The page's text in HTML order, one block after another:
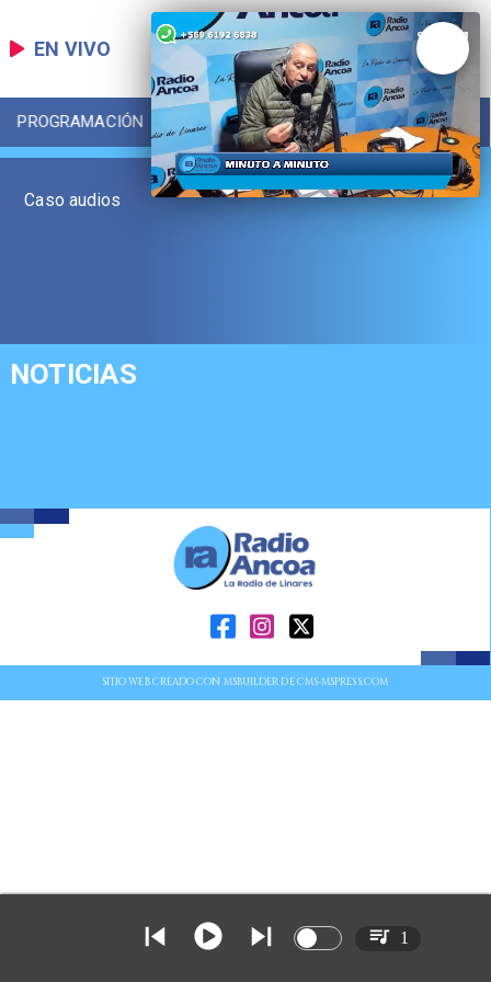
EN VIVO
PROGRAMACIÓN LOCAL DEPORTES
Caso audios
NOTICIAS
SITIO WEB CREADO CON MSBUILDER DE CMS-MSPRESS.COM
1